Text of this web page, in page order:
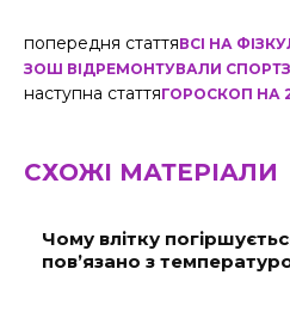
попередня статтяВСІ НА
ЗОШ ВІДРЕМОНТУВАЛИ
наступна статтяГОРОСКОП НА
СХОЖІ МАТЕРІАЛИ
Чому влітку
пов’язано з